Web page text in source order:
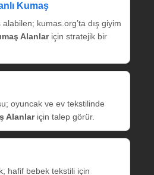
Kumaş
kumas.org’ta dış giyim
Alanlariçin stratejik bir
oyuncak ve ev tekstilinde
Alanlariçin talep görür.
hafif bebek tekstili için